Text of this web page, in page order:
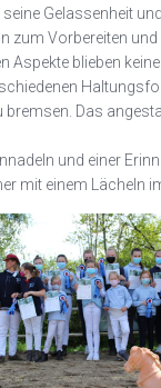
Gelassenheit
zum Vorbereiten
Aspekte blieben
Das
und einer
mit einem Lächeln